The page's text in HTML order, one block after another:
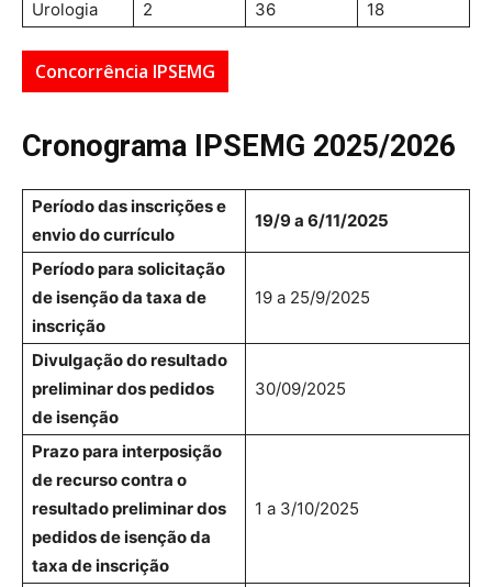
Urologia 2 36 18
Concorrência IPSEMG
Cronograma IPSEMG 2025/2026
Período das inscrições e
envio do currículo
19/9 a 6/11/2025
Período para solicitação
de isenção da taxa de
inscrição
19 a 25/9/2025
Divulgação do resultado
preliminar dos pedidos
de isenção
30/09/2025
Prazo para interposição
de recurso contra o
resultado preliminar dos
pedidos de isenção da
taxa de inscrição
1 a 3/10/2025